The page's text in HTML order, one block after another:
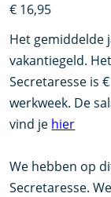
€ 16,95
Het gemiddelde
vakantiegeld.
Secretaresse is
werkweek. De
vind je hier
We hebben op
Secretaresse.